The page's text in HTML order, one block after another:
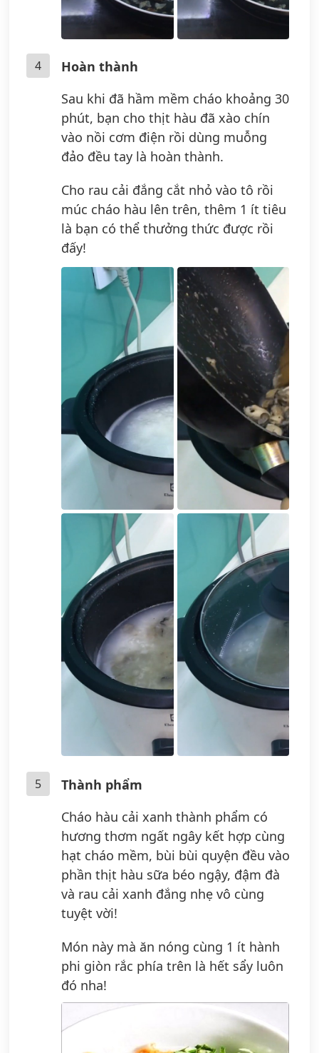
4
Hoàn thành
Sau khi đã hầm mềm cháo khoảng 30
phút, bạn cho thịt hàu đã xào chín
vào nồi cơm điện rồi dùng muỗng
đảo đều tay là hoàn thành.
Cho rau cải đắng cắt nhỏ vào tô rồi
múc cháo hàu lên trên, thêm 1 ít tiêu
là bạn có thể thưởng thức được rồi
đấy!
5
Thành phẩm
Cháo hàu cải xanh thành phẩm có
hương thơm ngất ngây kết hợp cùng
hạt cháo mềm, bùi bùi quyện đều vào
phần thịt hàu sữa béo ngậy, đậm đà
và rau cải xanh đắng nhẹ vô cùng
tuyệt vời!
Món này mà ăn nóng cùng 1 ít hành
phi giòn rắc phía trên là hết sẩy luôn
đó nha!